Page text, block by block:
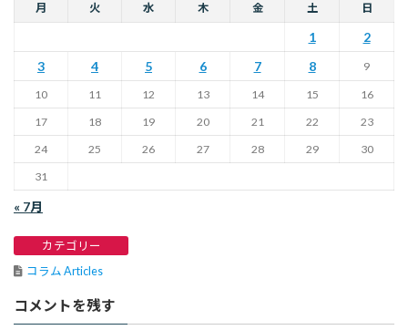
月 火 水 木 金 土 日
1
2
3
4 5 6 7 8 9
10 11 12 13 14 15
16
17
18 19 20 21 22
23
24
25 26 27 28 29
30
31
« 7月
カテゴリー
コラム Articles
コメントを残す